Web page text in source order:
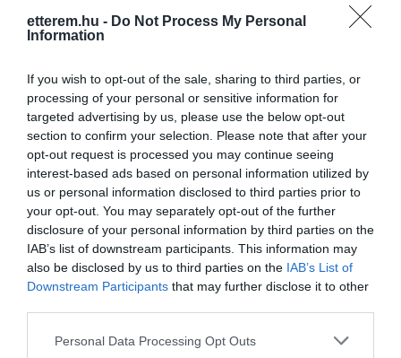
etterem.hu - Do Not Process My Personal
Information
If you wish to opt-out of the sale, sharing to third parties, or
processing of your personal or sensitive information for
targeted advertising by us, please use the below opt-out
section to confirm your selection. Please note that after your
opt-out request is processed you may continue seeing
interest-based ads based on personal information utilized by
us or personal information disclosed to third parties prior to
your opt-out. You may separately opt-out of the further
disclosure of your personal information by third parties on the
IAB’s list of downstream participants. This information may
also be disclosed by us to third parties on the IAB’s List of
Downstream Participants that may further disclose it to other
Please note that this website/app uses one or more Google
Personal Data Processing Opt Outs
kíváncsi vagy minderre gyere és nézd
meg mitől vagyunk mi egyediek ebben a
Kapcsolat
+36 30 797 3496
neon.company2013@gmail.com
http://www.neoncitygarden.hu
fb.com/neoncitygarden
Probléma jelentése Te vagy a tulajdonos?